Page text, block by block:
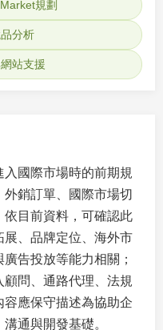
規劃
分析
站支援
國際市場時的前期規
銷訂單、國際市場切
依目前資料，可確認此
、品牌定位、海外市
告投放等能力相關；
問、通路代理、法規
應保守描述為協助企
通與開發基礎。